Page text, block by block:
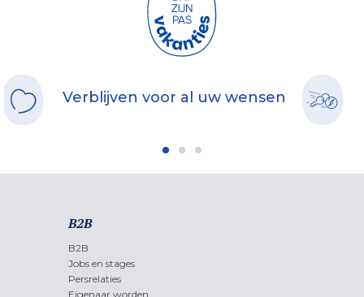
Verblijven voor al uw wensen
B2B
B2B
Jobs en stages
Persrelaties
Eigenaar worden